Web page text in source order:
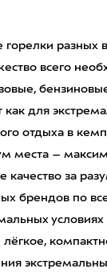
горелки разных
всего
для
отдыха в
места –
качество за
брендов по